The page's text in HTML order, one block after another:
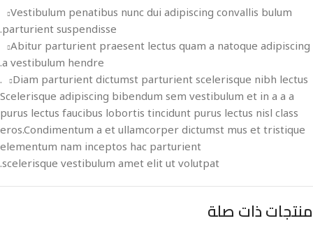
Vestibulum penatibus nunc dui adipiscing convallis bulum
parturient suspendisse.
Abitur parturient praesent lectus quam a natoque adipiscing
a vestibulum hendre.
Diam parturient dictumst parturient scelerisque nibh lectus.
Scelerisque adipiscing bibendum sem vestibulum et in a a a
purus lectus faucibus lobortis tincidunt purus lectus nisl class
eros.Condimentum a et ullamcorper dictumst mus et tristique
elementum nam inceptos hac parturient
scelerisque vestibulum amet elit ut volutpat.
منتجات ذات صلة